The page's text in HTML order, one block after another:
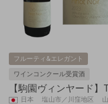
フルーティ&エレガント
ワインコンクール受賞酒
【駒園ヴィンヤード
日本 塩山市／川窪地区